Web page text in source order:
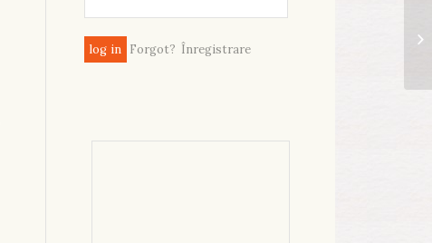
Forgot? Înregistrare